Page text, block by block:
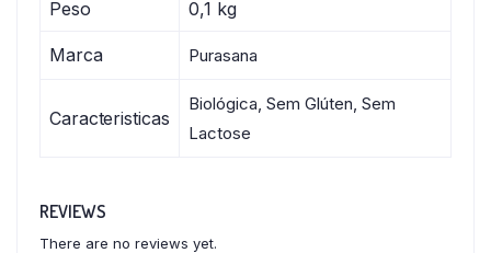
Peso 0,1 kg
Marca Purasana
Caracteristicas
Biológica, Sem Glúten, Sem
Lactose
REVIEWS
There are no reviews yet.